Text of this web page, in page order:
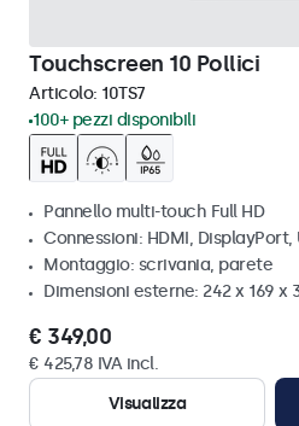
Touchscreen 10 Pollici
Articolo: 10TS7
100+ pezzi disponibili
Pannello multi-touch Full HD
Connessioni: HDMI, DisplayPort,
Montaggio: scrivania, parete
Dimensioni esterne: 242 x 169 x
€ 349,00
€ 425,78 IVA incl.
Visualizza